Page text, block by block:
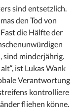
sind entsetzlich.
den Tod von
die Hälfte der
sind minderjährig.
ist Lukas Wank
Verantwortung
kontrolliere
fliehen könne.